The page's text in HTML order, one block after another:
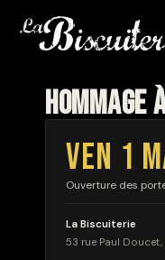
HOMMAGE
VEN 1
Ouverture des
La Biscuiterie
53 rue Paul